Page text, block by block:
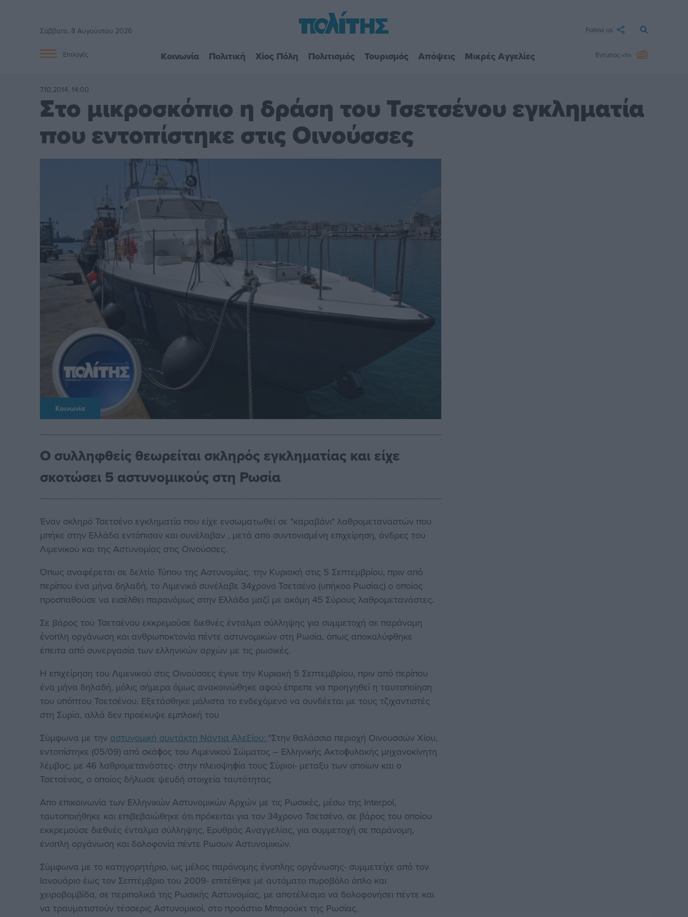
Σάββατο, 8 Αυγούστου 2026 Follow us
Επιλογές Κοινωνία Πολιτική Χίος Πόλη Πολιτισμός Τουρισμός Απόψεις Μικρές Αγγελίες Έντυπος «π»
7.10.2014, 14:00
Στο μικροσκόπιο η δράση του Τσετσένου εγκληματία
που εντοπίστηκε στις Οινούσσες
Κοινωνία
Ο συλληφθείς θεωρείται σκληρός εγκληματίας και είχε
σκοτώσει 5 αστυνομικούς στη Ρωσία
Έναν σκληρό Τσετσένο εγκληματία που είχε ενσωματωθεί σε "καραβάνι" λαθρομεταναστών που
μπήκε στην Ελλάδα εντόπισαν και συνέλαβαν , μετά απο συντονισμένη επιχείρηση, άνδρες του
Λιμενικού και της Αστυνομίας στις Οινούσσες.
Όπως αναφέρεται σε δελτίο Τύπου της Αστυνομίας, την Κυριακή στις 5 Σεπτεμβρίου, πριν από
περίπου ένα μήνα δηλαδή, το Λιμενικό συνέλαβε 34χρονο Τσετσένο (υπήκοο Ρωσίας) ο οποίος
προσπαθούσε να εισέλθει παρανόμως στην Ελλάδα μαζί με ακόμη 45 Σύρους λαθρομετανάστες.
Σε βάρος του Τσετσένου εκκρεμούσε διεθνές ένταλμα σύλληψης για συμμετοχή σε παράνομη
ένοπλη οργάνωση και ανθρωποκτονία πέντε αστυνομικών στη Ρωσία, όπως αποκαλύφθηκε
έπειτα από συνεργασία των ελληνικών αρχών με τις ρωσικές.
Η επιχείρηση του Λιμενικού στις Οινούσσες έγινε την Κυριακή 5 Σεπτεμβρίου, πριν από περίπου
ένα μήνα δηλαδή, μόλις σήμερα όμως ανακοινώθηκε αφού έπρεπε να προηγηθεί η ταυτοποίηση
του υπόπτου Τσετσένου. Εξετάσθηκε μάλιστα το ενδεχόμενο να συνδέεται με τους τζιχαντιστές
στη Συρία, αλλά δεν προέκυψε εμπλοκή του
Σύμφωνα με την αστυνομική συντάκτη Νάντια Αλεξίου: "Στην θαλάσσια περιοχή Οινουσσών Χίου,
εντοπίστηκε (05/09) από σκάϕος του Λιμενικού Σώματος – Ελληνικής Ακτοϕυλακής μηχανοκίνητη
λέμβος, με 46 λαθρομετανάστες- στην πλειοψηϕία τους Σύριοι- μεταξυ των οποίων και ο
Τσετσένος, ο οποίος δήλωσε ψευδή στοιχεία ταυτότητας.
Απο επικοινωνία των Ελληνικών Αστυνομικών Αρχών με τις Ρωσικές, μέσω της Interpol,
ταυτοποιήθηκε και επιβεβαιώθηκε ότι πρόκειται για τον 34χρονο Τσετσένο, σε βάρος του οποίου
εκκρεμούσε διεθνές ένταλμα σύλληψης, Ερυθράς Αναγγελίας, για συμμετοχή σε παράνομη,
ένοπλη οργάνωση και δολοφονία πέντε Ρωσων Αστυνομικών.
Σύμφωνα με το κατηγορητήριο, ως μέλος παράνομης ένοπλης οργάνωσης- συμμετείχε από τον
Ιανουάριο έως τον Σεπτέμβριο του 2009- επιτέθηκε με αυτόματο πυροβόλο όπλο και
χειροβομβίδα, σε περιπολικά της Ρωσικής Αστυνομίας, με αποτέλεσμα να δολοφονήσει πέντε και
να τραυματιστούν τέσσερις Αστυνομικοί, στο προάστιο Μπαρούκτ της Ρωσίας.